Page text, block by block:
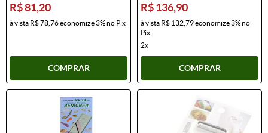
R$ 81,20
à vista R$ 78,76economize3%no Pix
COMPRAR
R$ 136,90
à vista R$ 132,79economize3%no
Pix
2x
COMPRAR